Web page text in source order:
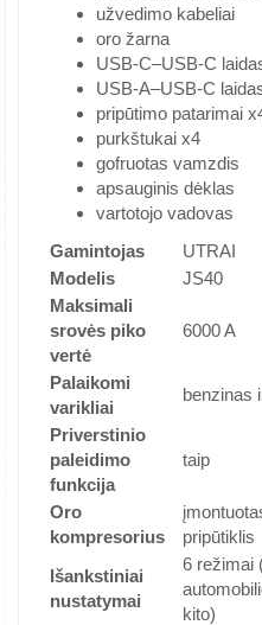
užvedimo kabeliai
oro žarna
USB-C–USB-C
USB-A–USB-C
pripūtimo patarimai
purkštukai x4
gofruotas vamzdis
apsauginis dėklas
vartotojo vadovas
Gamintojas
UTRAI
Modelis
JS40
Maksimali
srovės piko
vertė
6000 A
Palaikomi
varikliai
benzinas
Priverstinio
paleidimo
funkcija
taip
Oro
kompresorius
pripūtiklis
Išankstiniai
nustatymai
6 režimai
kito)